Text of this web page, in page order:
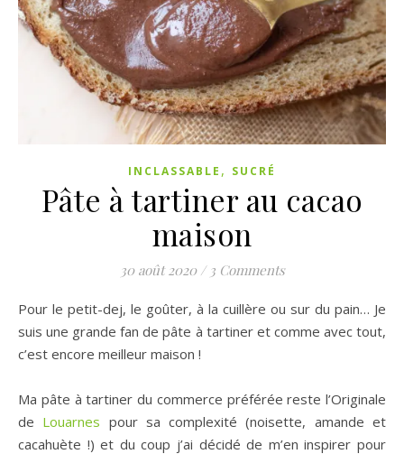
INCLASSABLE , SUCRÉ
Pâte à tartiner au cacao
maison
30 août 2020 / 3 Comments
Pour le petit-dej, le goûter, à la cuillère ou sur du pain… Je
suis une grande fan de pâte à tartiner et comme avec tout,
c’est encore meilleur maison !⁠
Ma pâte à tartiner du commerce préférée reste l’Originale
de Louarnes pour sa complexité (noisette, amande et
cacahuète !) et du coup j’ai décidé de m’en inspirer pour